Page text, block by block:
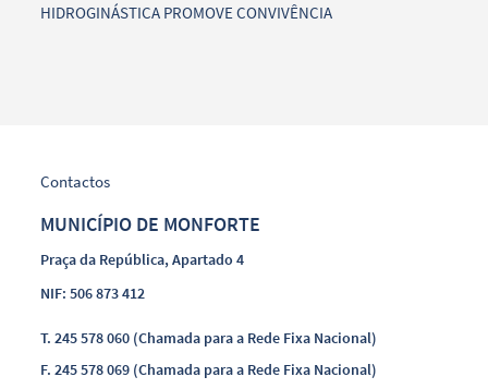
HIDROGINÁSTICA PROMOVE CONVIVÊNCIA
Contactos
MUNICÍPIO DE MONFORTE
Praça da República, Apartado 4
NIF: 506 873 412
T.245 578 060 (Chamada para a Rede Fixa Nacional)
F.245 578 069 (Chamada para a Rede Fixa Nacional)